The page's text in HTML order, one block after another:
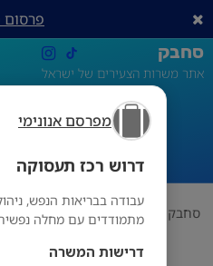
מפרסם אנונימי
דרוש רכז תעסוקה
עבודה בבריאות הנפש,
מתמודדים עם מחלה
דרישות המשרה
סחבק
אתר משרות הצעירים של ישראל
דרוש רכז
סחבק תחום מפרסם אנונימי